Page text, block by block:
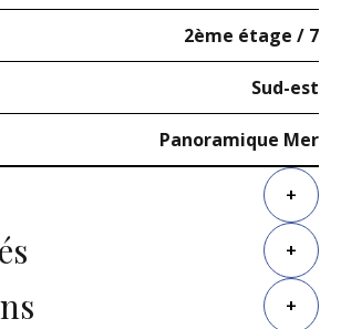
2ème étage / 7
Sud-est
Panoramique Mer
+
+
+